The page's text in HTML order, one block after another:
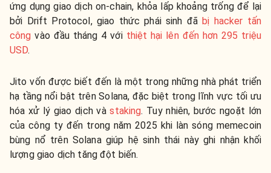
ứng dụng giao dịch on-chain, khỏa lấp khoảng trống để lại
bởi Drift Protocol, giao thức phái sinh đãbị hacker tấn
công vào đầu tháng 4 với thiệt hại lên đến hơn 295 triệu
USD.
Jito vốn được biết đến là một trong những nhà phát triển
hạ tầng nổi bật trên Solana, đặc biệt trong lĩnh vực tối ưu
hóa xử lý giao dịch vàstaking. Tuy nhiên, bước ngoặt lớn
của công ty đến trong năm 2025 khi làn sóng memecoin
bùng nổ trên Solana giúp hệ sinh thái này ghi nhận khối
lượng giao dịch tăng đột biến.